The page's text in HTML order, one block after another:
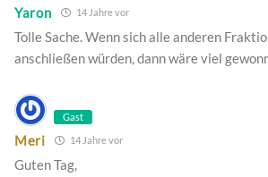
Yaron 14 Jahre vor
Tolle Sache. Wenn sich alle anderen
anschließen würden, dann wäre viel
Gast
Meri 14 Jahre vor
Guten Tag,